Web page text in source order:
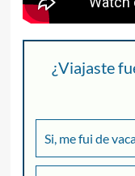
¿Viajaste
Si, me fui de